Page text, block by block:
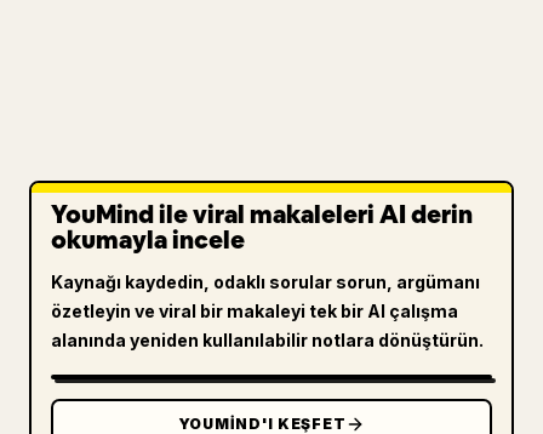
YouMind ile viral makaleleri AI derin
okumayla incele
Kaynağı kaydedin, odaklı sorular sorun, argümanı
özetleyin ve viral bir makaleyi tek bir AI çalışma
alanında yeniden kullanılabilir notlara dönüştürün.
YOUMIND'I KEŞFET